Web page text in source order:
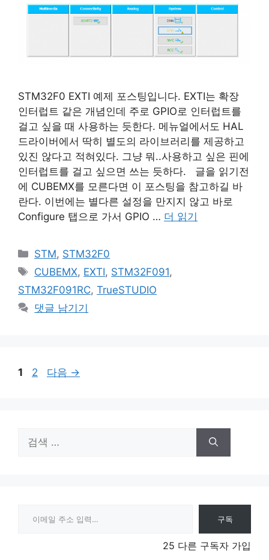
STM32F0 EXTI 예제 포스팅입니다. EXTI는 확장
인터럽트 같은 개념인데 주로 GPIO로 인터럽트를
걸고 싶을 때 사용하는 듯한다. 메뉴얼에서도 HAL
드라이버에서 딱히 별도의 라이브러리를 제공하고
있진 않다고 적혀있다. 그냥 뭐..사용하고 싶은 핀에
인터럽트를 걸고 싶으면 쓰는 듯하다. 글을 읽기전
에 CUBEMX를 모른다면 이 포스팅을 참고하길 바
란다. 이번에는 별다른 설정을 만지지 않고 바로
Configure 탭으로 가서 GPIO … 더 읽기
카
테
리
STM, STM32F0
태
그
CUBEMX, EXTI, STM32F091,
STM32F091RC, TrueSTUDIO
댓글 남기기
페
1
페
2 다음 →
색:
구독
25 다른 구독자 가입